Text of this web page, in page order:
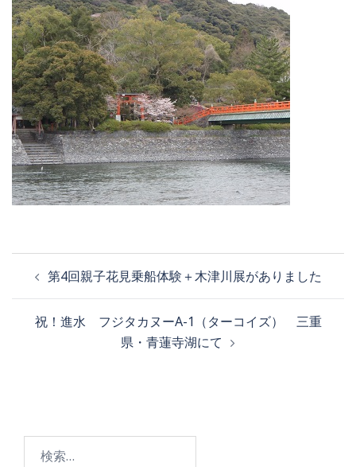
第4回親子花見乗船体験＋木津川展がありました
祝！進水 フジタカヌーA-1（ターコイズ） 三重
県・青蓮寺湖にて